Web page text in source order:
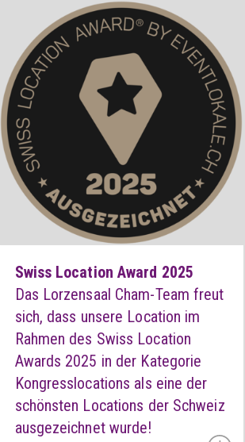
Swiss Location Award 2025
Das Lorzensaal Cham-Team freut
sich, dass unsere Location im
Rahmen des Swiss Location
Awards 2025 in der Kategorie
Kongresslocations als eine der
schönsten Locations der Schweiz
ausgezeichnet wurde!